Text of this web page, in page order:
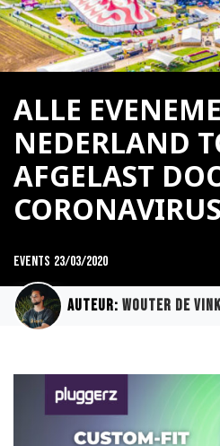
ALLE
NEDERLAND
AFGELAST
CORONAVIRUS
Events 23/03/2020
Auteur: Wouter de Vink